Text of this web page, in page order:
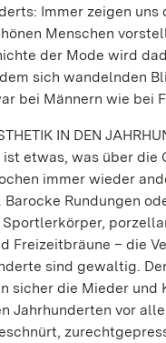
Immer zeigen uns
Menschen
der Mode wird
sich wandelnden
bei Männern wie bei
IN DEN
etwas, was über die
immer wieder
Rundungen
Freizeitbräune – die
sind gewaltig.
sicher die Mieder und
Jahrhunderten vor